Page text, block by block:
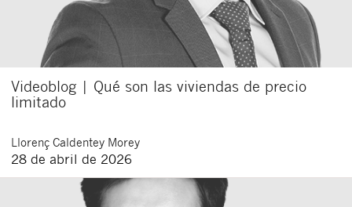
Videoblog | Qué son las viviendas de precio
limitado
Llorenç Caldentey Morey
28 de abril de 2026